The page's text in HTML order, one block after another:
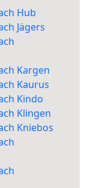
Hub
Jägers
Kargen
Kaurus
Kindo
Klingen
Kniebos